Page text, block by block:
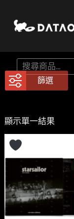
要
內
搜
尋
篩選
顯示單一結果